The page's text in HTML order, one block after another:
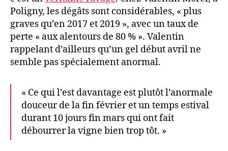
Poligny, les dégâts sont considérables, « plus
graves qu’en 2017 et 2019 », avec un taux de
perte « aux alentours de 80 % ». Valentin
rappelant d’ailleurs qu’un gel début avril ne
semble pas spécialement anormal.
« Ce qui l’est davantage est plutôt l’anormale
douceur de la fin février et un temps estival
durant 10 jours fin mars qui ont fait
débourrer la vigne bien trop tôt. »